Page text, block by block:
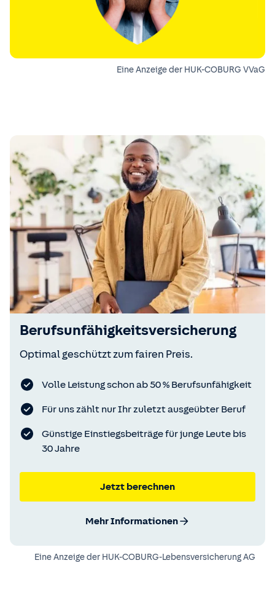
Eine Anzeige der HUK-COBURG VVaG
Berufsunfähigkeitsversicherung
Optimal geschützt zum fairen Preis.
Volle Leistung schon ab 50 % Berufsunfähigkeit
Für uns zählt nur Ihr zuletzt ausgeübter Beruf
Günstige Einstiegsbeiträge für junge Leute bis
30 Jahre
Jetzt berechnen
Mehr Informationen
Eine Anzeige der HUK-COBURG-Lebensversicherung AG